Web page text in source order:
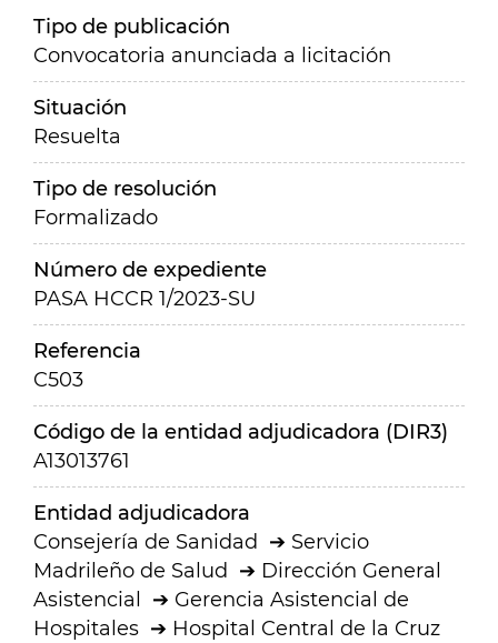
Tipo de publicación
Convocatoria anunciada a licitación
Situación
Resuelta
Tipo de resolución
Formalizado
Número de expediente
PASA HCCR 1/2023-SU
Referencia
C503
Código de la entidad adjudicadora (DIR3)
A13013761
Entidad adjudicadora
Consejería de Sanidad
Servicio
Madrileño de Salud
Dirección General
Asistencial
Gerencia Asistencial de
Hospitales
Hospital Central de la Cruz